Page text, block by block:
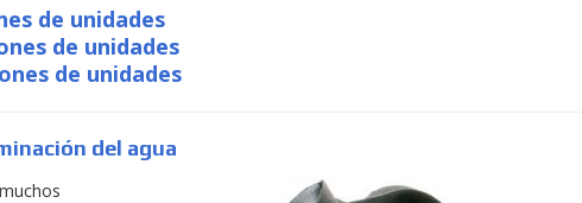
de unidades
de unidades
de unidades
del agua